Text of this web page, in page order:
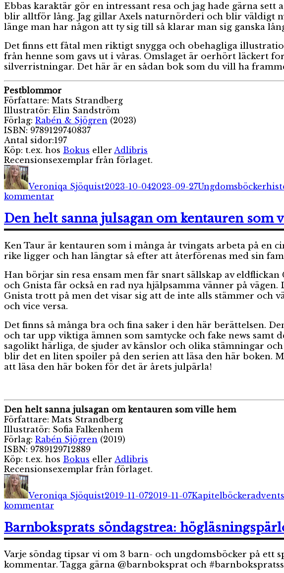
Ebbas karaktär gör en intressant resa och jag hade gärna
blir alltför lång. Jag gillar Axels naturnörderi och blir väldigt
länge man har någon att ty sig till så klarar man sig ganska
Det finns ett fåtal men riktigt snygga och obehagliga
från henne som gavs ut i våras. Omslaget är oerhört läckert
silverristningar. Det här är en sådan bok som du vill ha
Pestblommor
Författare: Mats Strandberg
Illustratör: Elin Sandström
Förlag: Rabén & Sjögren (2023)
ISBN: 9789129740837
Antal sidor:197
Köp: t.ex. hos Bokus eller Adlibris
Recensionsexemplar från förlaget.
Författare
Veroniqa Sjöquist2023-10-042023-09-27Ungdomsböcker
kommentartill
Den helt sanna julsagan om kentauren som
Ken Taur är kentauren som i många år tvingats arbeta på
rike ligger och han längtar så efter att återförenas med sin
Han börjar sin resa ensam men får snart sällskap av
och Gnista får också en rad nya hjälpsamma vänner på
Gnista trott på men det visar sig att de inte alls stämmer och
och vice versa.
Det finns så många bra och fina saker i den här berättelsen.
och tar upp viktiga ämnen som samtycke och fake news
sagolikt härliga, de sjuder av känslor och olika stämningar
blir det en liten spoiler på den serien att läsa den här boken.
att läsa den här boken för det är årets julpärla!
Den helt sanna julsagan om kentauren som ville hem
Författare: Mats Strandberg
Illustratör: Sofia Falkenhem
Förlag: Rabén Sjögren (2019)
ISBN: 9789129712889
Köp: t.ex. hos Bokus eller Adlibris
Recensionsexemplar från förlaget.
Författare
Veroniqa Sjöquist2019-11-072019-11-07Kapitelböcker
kommentartill
helt
sanna
om
kentauren
Barnboksprats söndagstrea:
Varje söndag tipsar vi om 3 barn- och ungdomsböcker på ett
kommentar. Tagga gärna @barnboksprat och